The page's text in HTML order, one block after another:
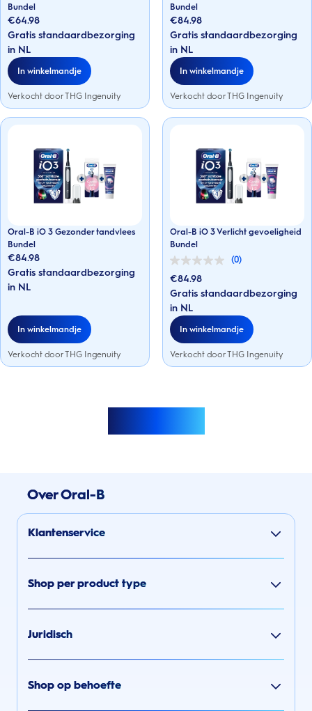
Bundel
€64.98
Gratis standaardbezorging
in NL
In winkelmandje
Verkocht door THG Ingenuity
Bundel
€84.98
Gratis standaardbezorging
in NL
In winkelmandje
Verkocht door THG Ingenuity
Oral-B iO 3 Gezonder tandvlees
Bundel
€84.98
Gratis standaardbezorging
in NL
In winkelmandje
Verkocht door THG Ingenuity
Oral-B iO 3 Verlicht gevoeligheid
Bundel
(0)
0.0
van
5
sterren.
€84.98
Gratis standaardbezorging
in NL
In winkelmandje
Verkocht door THG Ingenuity
Over Oral-B
Klantenservice
Shop per product type
Juridisch
Shop op behoefte